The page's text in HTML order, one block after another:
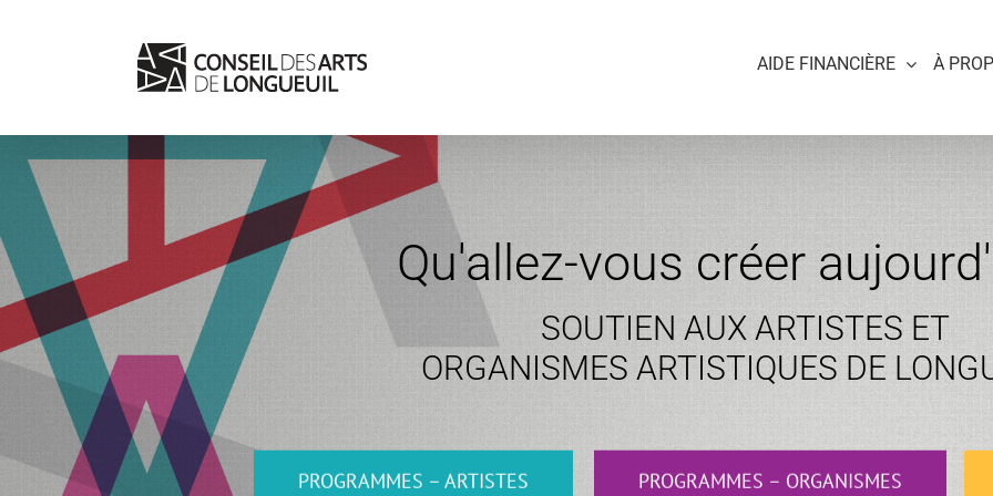
AIDE FINANCIÈRE À
Qu'allez-vous créer
SOUTIEN AUX ARTISTES ET
ORGANISMES ARTISTIQUES DE
PROGRAMMES – ARTISTES PROGRAMMES – ORGANISMES